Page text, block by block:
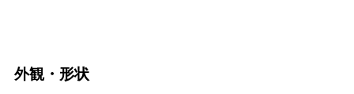
外観・形状